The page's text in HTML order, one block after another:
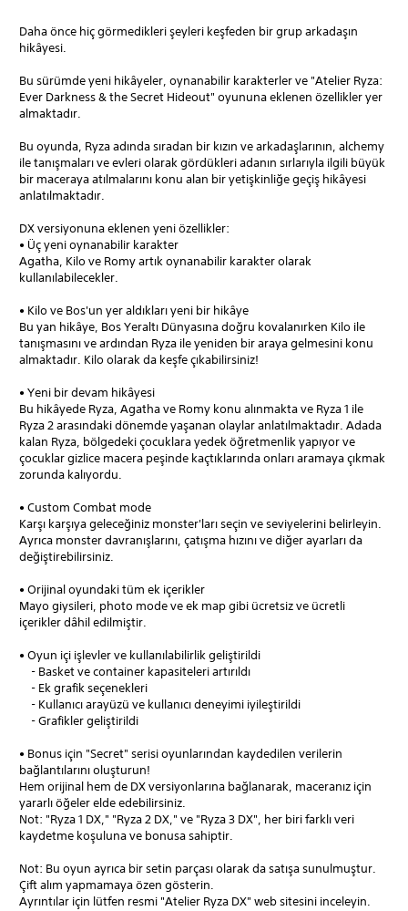
Daha önce hiç görmedikleri şeyleri keşfeden bir grup arkadaşın
hikâyesi.
Bu sürümde yeni hikâyeler, oynanabilir karakterler ve "Atelier Ryza:
Ever Darkness & the Secret Hideout" oyununa eklenen özellikler yer
almaktadır.
Bu oyunda, Ryza adında sıradan bir kızın ve arkadaşlarının, alchemy
ile tanışmaları ve evleri olarak gördükleri adanın sırlarıyla ilgili büyük
bir maceraya atılmalarını konu alan bir yetişkinliğe geçiş hikâyesi
anlatılmaktadır.
DX versiyonuna eklenen yeni özellikler:
• Üç yeni oynanabilir karakter
Agatha, Kilo ve Romy artık oynanabilir karakter olarak
kullanılabilecekler.
• Kilo ve Bos'un yer aldıkları yeni bir hikâye
Bu yan hikâye, Bos Yeraltı Dünyasına doğru kovalanırken Kilo ile
tanışmasını ve ardından Ryza ile yeniden bir araya gelmesini konu
almaktadır. Kilo olarak da keşfe çıkabilirsiniz!
• Yeni bir devam hikâyesi
Bu hikâyede Ryza, Agatha ve Romy konu alınmakta ve Ryza 1 ile
Ryza 2 arasındaki dönemde yaşanan olaylar anlatılmaktadır. Adada
kalan Ryza, bölgedeki çocuklara yedek öğretmenlik yapıyor ve
çocuklar gizlice macera peşinde kaçtıklarında onları aramaya çıkmak
zorunda kalıyordu.
• Custom Combat mode
Karşı karşıya geleceğiniz monster'ları seçin ve seviyelerini belirleyin.
Ayrıca monster davranışlarını, çatışma hızını ve diğer ayarları da
değiştirebilirsiniz.
• Orijinal oyundaki tüm ek içerikler
Mayo giysileri, photo mode ve ek map gibi ücretsiz ve ücretli
içerikler dâhil edilmiştir.
• Oyun içi işlevler ve kullanılabilirlik geliştirildi
- Basket ve container kapasiteleri artırıldı
- Ek grafik seçenekleri
- Kullanıcı arayüzü ve kullanıcı deneyimi iyileştirildi
- Grafikler geliştirildi
• Bonus için "Secret" serisi oyunlarından kaydedilen verilerin
bağlantılarını oluşturun!
Hem orijinal hem de DX versiyonlarına bağlanarak, maceranız için
yararlı öğeler elde edebilirsiniz.
Not: "Ryza 1 DX," "Ryza 2 DX," ve "Ryza 3 DX", her biri farklı veri
kaydetme koşuluna ve bonusa sahiptir.
Not: Bu oyun ayrıca bir setin parçası olarak da satışa sunulmuştur.
Çift alım yapmamaya özen gösterin.
Ayrıntılar için lütfen resmi "Atelier Ryza DX" web sitesini inceleyin.